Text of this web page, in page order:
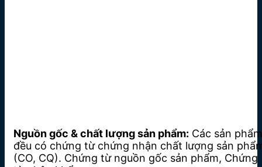
Nguồn gốc & chất lượng sản phẩm: Các sản phẩm
đều có chứng từ chứng nhận chất lượng sản
(CO, CQ). Chứng từ nguồn gốc sản phẩm, Chứng